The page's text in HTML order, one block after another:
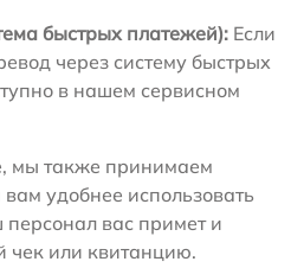
быстрых платежей): Если
через систему быстрых
в нашем сервисном
мы также принимаем
удобнее использовать
вас примет и
чек или квитанцию.